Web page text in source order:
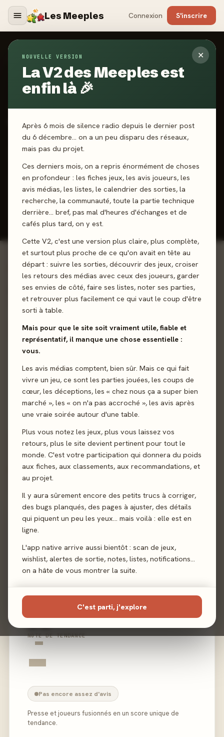
Les Meeples Connexion S'inscrire
✕
NOUVELLE VERSION
La V2 des Meeples est
enfin là 🎉
Après 6 mois de silence radio depuis le dernier post
du 6 décembre… on a un peu disparu des réseaux,
mais pas du projet.
Ces derniers mois, on a repris énormément de choses
en profondeur : les fiches jeux, les avis joueurs, les
avis médias, les listes, le calendrier des sorties, la
recherche, la communauté, toute la partie technique
derrière… bref, pas mal d'heures d'échanges et de
cafés plus tard, on y est.
Cette V2, c'est une version plus claire, plus complète,
et surtout plus proche de ce qu'on avait en tête au
départ : suivre les sorties, découvrir des jeux, croiser
les retours des médias avec ceux des joueurs, garder
ses envies de côté, faire ses listes, noter ses parties,
et retrouver plus facilement ce qui vaut le coup d'être
sorti à table.
Mais pour que le site soit vraiment utile, fiable et
représentatif, il manque une chose essentielle :
vous.
Les avis médias comptent, bien sûr. Mais ce qui fait
vivre un jeu, ce sont les parties jouées, les coups de
cœur, les déceptions, les « chez nous ça a super bien
marché », les « on n'a pas accroché », les avis après
une vraie soirée autour d'une table.
Plus vous notez les jeux, plus vous laissez vos
retours, plus le site devient pertinent pour tout le
monde. C'est votre participation qui donnera du poids
aux fiches, aux classements, aux recommandations, et
au projet.
Il y aura sûrement encore des petits trucs à corriger,
des bugs planqués, des pages à ajuster, des détails
qui piquent un peu les yeux… mais voilà : elle est en
ligne.
L'app native arrive aussi bientôt : scan de jeux,
wishlist, alertes de sortie, notes, listes, notifications…
on a hâte de vous montrer la suite.
C'est parti, j'explore
Jeux/Tales of Kunugi
2025·WILSON JEUX
Tales of Kunugi
1-4 joueurs 8 ans+
J'ai joué Envie de jouer Wishlist
Donner mon avis
01 - LE JEU
Jeu coop d'adresse où on construit un arbre ensemble.
Coop’ Construction
Sortie
Auteur Nils Koenig
Illustration
02 - LE VERDICT
-
MEEPLE-MÈTRE PRESSE
0 positifs · 0 mitigés · 0 négatifs
NOTE DE TENDANCE
-
Pas encore assez d'avis
Presse et joueurs fusionnés en un score unique de
tendance.